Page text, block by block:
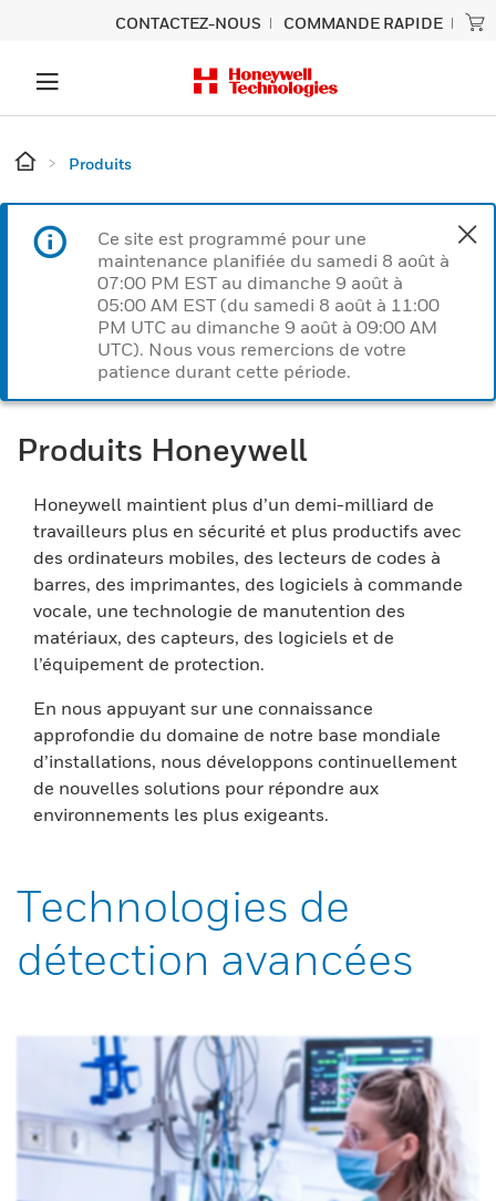
CONTACTEZ-NOUS COMMANDE RAPIDE
Produits
Ce site est programmé pour une
maintenance planifiée du samedi 8 août à
07:00 PM EST au dimanche 9 août à
05:00 AM EST (du samedi 8 août à 11:00
PM UTC au dimanche 9 août à 09:00 AM
UTC). Nous vous remercions de votre
patience durant cette période.
Produits Honeywell
Honeywell maintient plus d’un demi-milliard de
travailleurs plus en sécurité et plus productifs avec
des ordinateurs mobiles, des lecteurs de codes à
barres, des imprimantes, des logiciels à commande
vocale, une technologie de manutention des
matériaux, des capteurs, des logiciels et de
l’équipement de protection.
En nous appuyant sur une connaissance
approfondie du domaine de notre base mondiale
d’installations, nous développons continuellement
de nouvelles solutions pour répondre aux
environnements les plus exigeants.
Technologies de
détection avancées